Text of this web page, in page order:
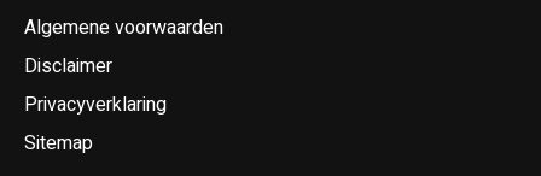
Algemene voorwaarden
Disclaimer
Privacyverklaring
Sitemap